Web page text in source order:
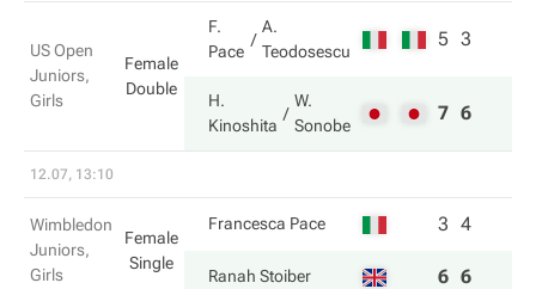
US Open
Juniors,
Girls
Female
Double
F.
Pace
A.
Teodosescu
5 3
H.
Kinoshita
W.
Sonobe
7 6
12.07, 13:10
Wimbledon
Juniors,
Girls
Female
Single
Francesca Pace 3 4
Ranah Stoiber 6 6